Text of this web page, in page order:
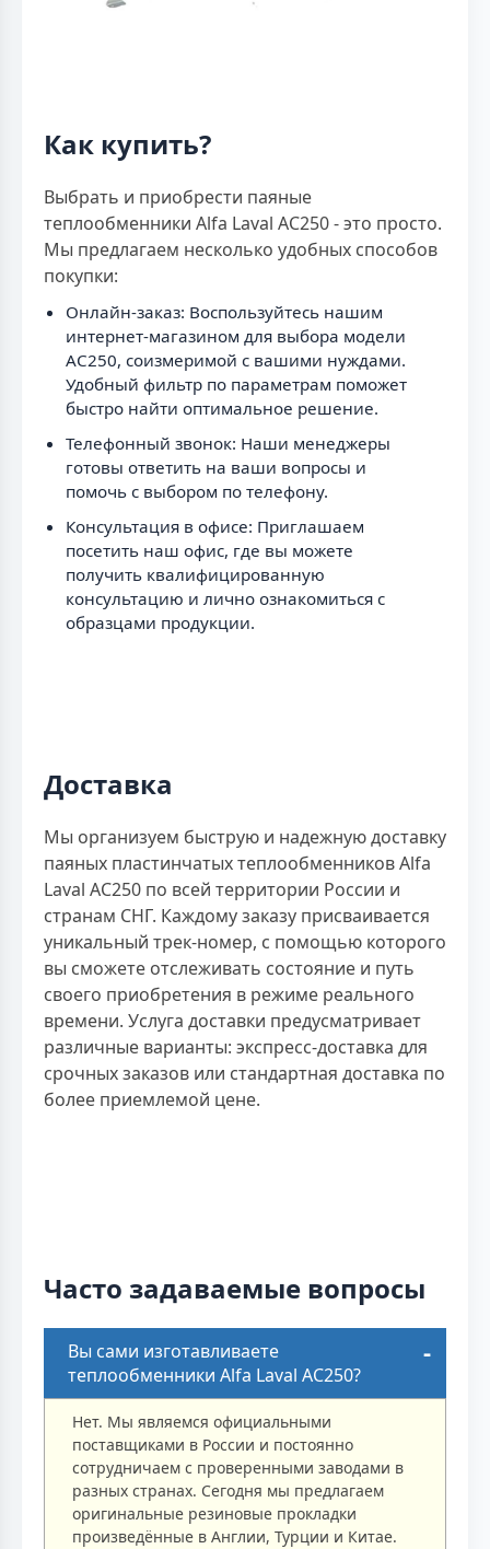
Как купить?
Выбрать и приобрести паяные
теплообменники Alfa Laval AC250 - это просто.
Мы предлагаем несколько удобных способов
покупки:
Онлайн-заказ: Воспользуйтесь нашим
интернет-магазином для выбора модели
AC250, соизмеримой с вашими нуждами.
Удобный фильтр по параметрам поможет
быстро найти оптимальное решение.
Телефонный звонок: Наши менеджеры
готовы ответить на ваши вопросы и
помочь с выбором по телефону.
Консультация в офисе: Приглашаем
посетить наш офис, где вы можете
получить квалифицированную
консультацию и лично ознакомиться с
образцами продукции.
Доставка
Мы организуем быструю и надежную доставку
паяных пластинчатых теплообменников Alfa
Laval AC250 по всей территории России и
странам СНГ. Каждому заказу присваивается
уникальный трек-номер, с помощью которого
вы сможете отслеживать состояние и путь
своего приобретения в режиме реального
времени. Услуга доставки предусматривает
различные варианты: экспресс-доставка для
срочных заказов или стандартная доставка по
более приемлемой цене.
Часто задаваемые вопросы
Вы сами изготавливаете
теплообменники Alfa Laval AC250?
Нет. Мы являемся официальными
поставщиками в России и постоянно
сотрудничаем с проверенными заводами в
разных странах. Сегодня мы предлагаем
оригинальные резиновые прокладки
произведённые в Англии, Турции и Китае.